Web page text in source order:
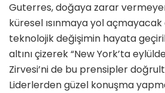
Guterres, doğaya zarar
küresel ısınmaya yol
teknolojik değişimin hayata
altını çizerek “New York’ta
Zirvesi’ni de bu prensipler
Liderlerden güzel konuşma